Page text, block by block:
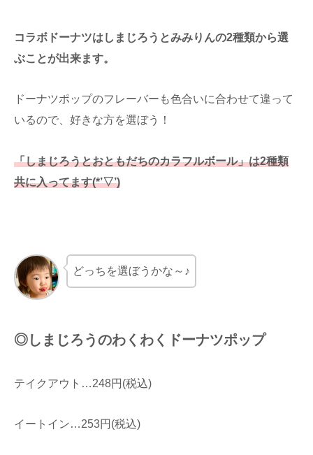
コラボドーナツはしまじろうとみみりんの2種類から選
ぶことが出来ます。
ドーナツポップのフレーバーも色合いに合わせて違って
いるので、好きな方を選ぼう！
「しまじろうとおともだちのカラフルボール」は2種類
共に入ってます(*’▽’)
どっちを選ぼうかな～♪
◎しまじろうのわくわくドーナツポップ
テイクアウト…248円(税込)
イートイン…253円(税込)